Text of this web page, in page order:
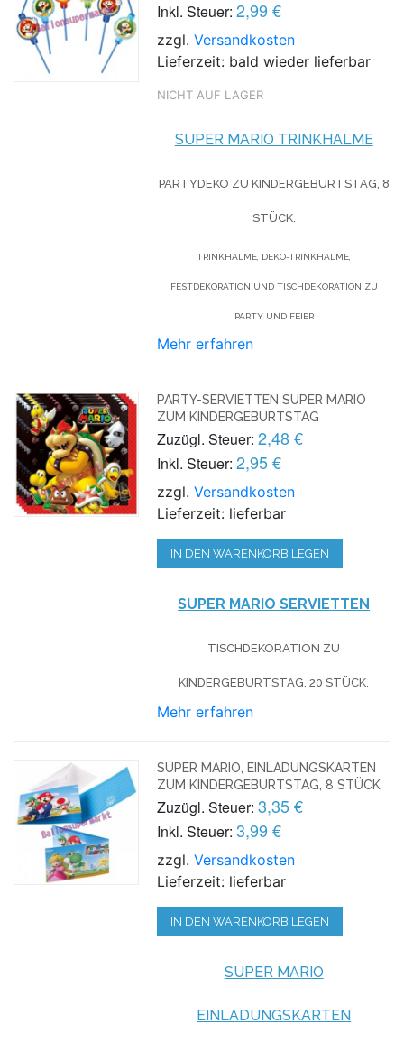
Inkl. Steuer: 2,99 €
zzgl.Versandkosten
Lieferzeit: bald wieder lieferbar
NICHT AUF LAGER
SUPER MARIO TRINKHALME
PARTYDEKO ZU KINDERGEBURTSTAG, 8
STÜCK.
TRINKHALME, DEKO-TRINKHALME,
FESTDEKORATION UND TISCHDEKORATION ZU
PARTY UND FEIER
Mehr erfahren
PARTY-SERVIETTEN SUPER MARIO
ZUM KINDERGEBURTSTAG
Zuzügl. Steuer: 2,48 €
Inkl. Steuer: 2,95 €
zzgl.Versandkosten
Lieferzeit: lieferbar
IN DEN WARENKORB LEGEN
SUPER MARIO SERVIETTEN
TISCHDEKORATION ZU
KINDERGEBURTSTAG, 20 STÜCK.
Mehr erfahren
SUPER MARIO, EINLADUNGSKARTEN
ZUM KINDERGEBURTSTAG, 8 STÜCK
Zuzügl. Steuer: 3,35 €
Inkl. Steuer: 3,99 €
zzgl.Versandkosten
Lieferzeit: lieferbar
IN DEN WARENKORB LEGEN
SUPER MARIO
EINLADUNGSKARTEN